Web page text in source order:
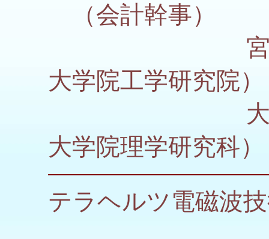
（会計幹事）
宮本 克
大学院工学研究院）
大野 誠
大学院理学研究科）
テラヘルツ電磁波